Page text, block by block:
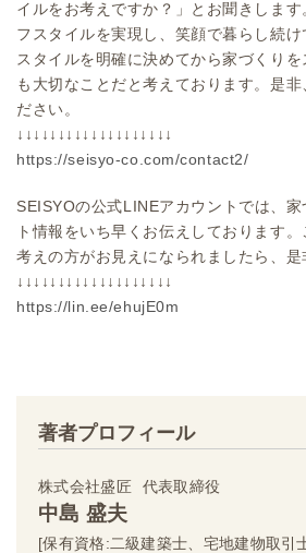
イルをお考えですか？」とお聞きしま
フスタイルを実現し、笑顔で暮らし続
スタイルを明確に決めてから家づくり
も大切なことだと考えております。是非
ださい。
↓↓↓↓↓↓↓↓↓↓↓↓↓↓↓↓↓↓↓
https://seisyo-co.com/contact2/
SEISYOの公式LINEアカウントでは、
ト情報をいち早くお伝えしております
考えの方がお見えになられましたら、是
↓↓↓↓↓↓↓↓↓↓↓↓↓↓↓↓↓↓↓
https://lin.ee/ehujE0m
著者プロフィール
株式会社盛匠 代表取締役
中島 盛夫
[保有資格:二級建築士、宅地建物取引